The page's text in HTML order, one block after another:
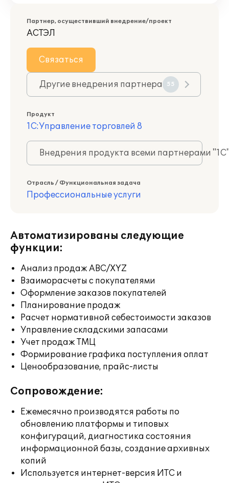
Партнер, осуществивший внедрение/проект
АСТЭЛ
Связаться
Другие внедрения партнера 55
Продукт
1С:Управление торговлей 8
Внедрения продукта всеми партнерами
Отрасль / Функциональная задача
Профессиональные услуги
Автоматизированы следующие
функции:
Анализ продаж ABC/XYZ
Взаиморасчеты с покупателями
Оформление заказов покупателей
Планирование продаж
Расчет нормативной себестоимости заказов
Управление складскими запасами
Учет продаж ТМЦ
Формирование графика поступления оплат
Ценообразование, прайс-листы
Сопровождение:
Ежемесячно производятся работы по
обновлению платформы и типовых
конфигураций, диагностика состояния
информационной базы, создание архивных
копий
Используется интернет-версия ИТС и